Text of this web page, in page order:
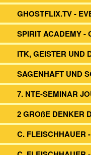
GHOSTFLIX.TV -
SPIRIT ACADEMY -
ITK, GEISTER UND
SAGENHAFT UND
7. NTE-SEMINAR
2 GROßE DENKER
C. FLEISCHHAUER -